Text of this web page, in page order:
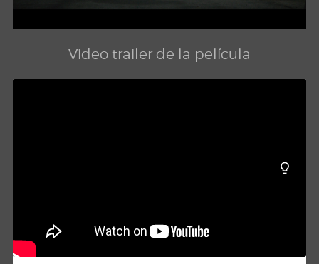
Video trailer de la película